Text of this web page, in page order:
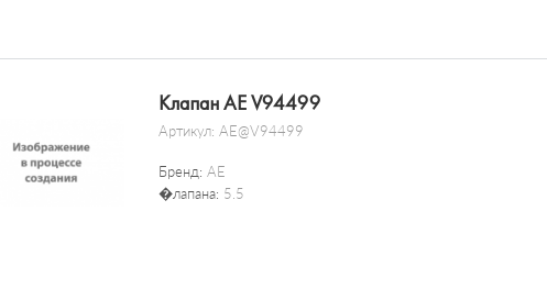
Клапан AE V94499
Артикул: AE@V94499
Бренд: AE
�лапана: 5.5